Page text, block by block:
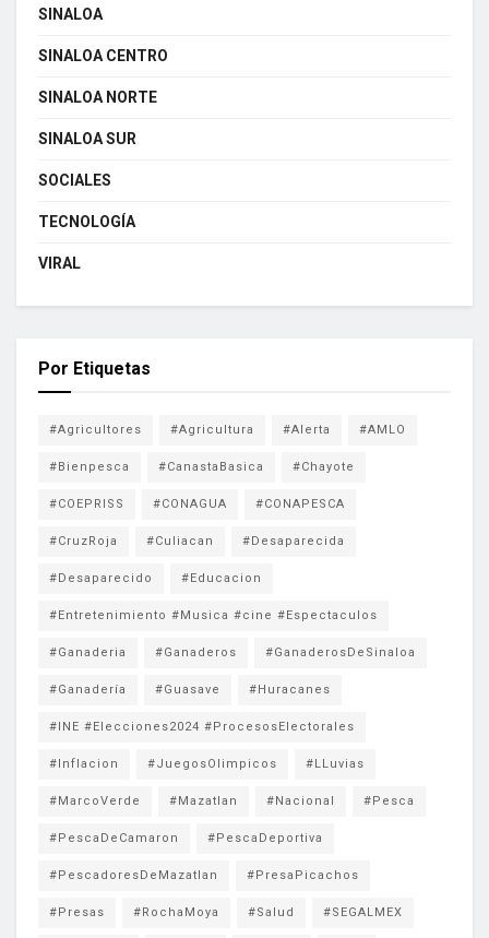
SINALOA
SINALOA CENTRO
SINALOA NORTE
SINALOA SUR
SOCIALES
TECNOLOGÍA
VIRAL
Por Etiquetas
#Agricultores #Agricultura #Alerta #AMLO
#Bienpesca #CanastaBasica #Chayote
#COEPRISS #CONAGUA #CONAPESCA
#CruzRoja #Culiacan #Desaparecida
#Desaparecido #Educacion
#Entretenimiento #Musica #cine #Espectaculos
#Ganaderia #Ganaderos #GanaderosDeSinaloa
#Ganadería #Guasave #Huracanes
#INE #Elecciones2024 #ProcesosElectorales
#Inflacion #JuegosOlimpicos #LLuvias
#MarcoVerde #Mazatlan #Nacional #Pesca
#PescaDeCamaron #PescaDeportiva
#PescadoresDeMazatlan #PresaPicachos
#Presas #RochaMoya #Salud #SEGALMEX